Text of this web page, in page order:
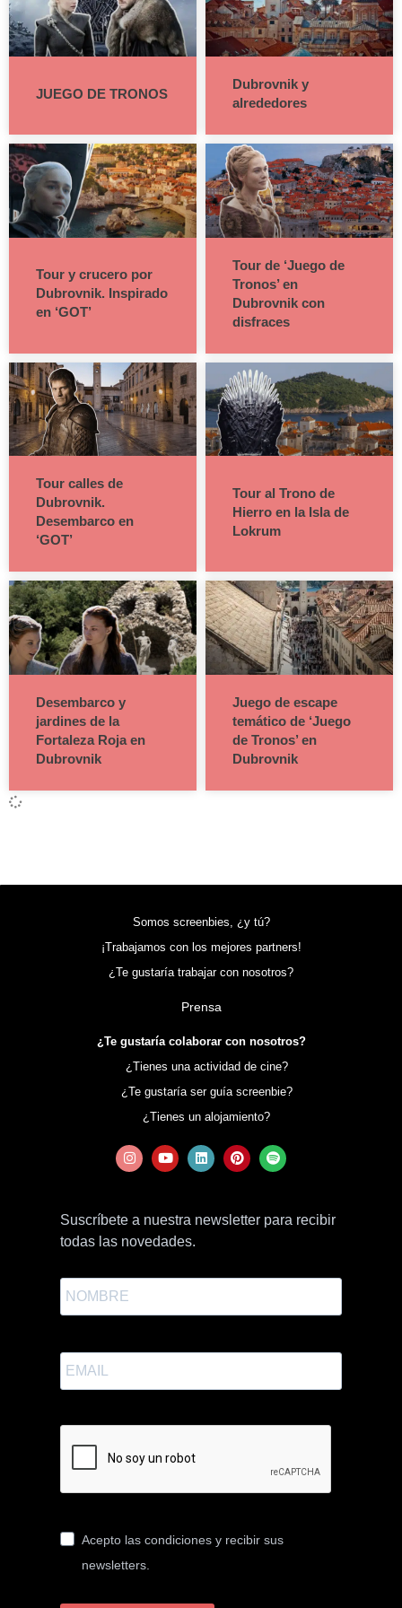
JUEGO DE TRONOS
Dubrovnik y
alrededores
Tour y crucero por
Dubrovnik. Inspirado
en ‘GOT’
Tour de ‘Juego de
Tronos’ en
Dubrovnik con
disfraces
Tour calles de
Dubrovnik.
Desembarco en
‘GOT’
Tour al Trono de
Hierro en la Isla de
Lokrum
Desembarco y
jardines de la
Fortaleza Roja en
Dubrovnik
Juego de escape
temático de ‘Juego
de Tronos’ en
Dubrovnik
Somos screenbies, ¿y tú?
¡Trabajamos con los mejores partners!
¿Te gustaría trabajar con nosotros?
Prensa
¿Te gustaría colaborar con nosotros?
¿Tienes una actividad de cine?
¿Te gustaría ser guía screenbie?
¿Tienes un alojamiento?
Suscríbete a nuestra newsletter para recibir
todas las novedades.
Acepto las condiciones y recibir sus
newsletters.